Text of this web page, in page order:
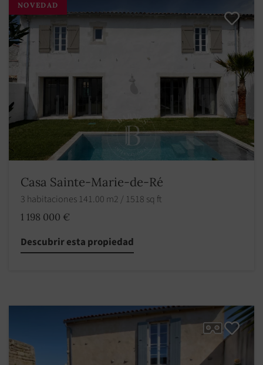
NOVEDAD
Casa Sainte-Marie-de-Ré
3 habitaciones 141.00 m2 / 1518 sq ft
1 198 000 €
Descubrir esta propiedad